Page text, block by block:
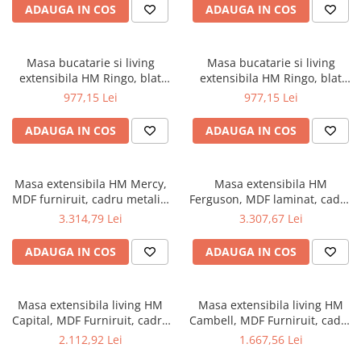
Scaune gradinita
Mobila camera copii
Scaune birou pentru copii
Saltele patuturi copii
Paturi copii
Seturi comode living si dormitor
ADAUGA IN COS ADAUGA IN COS
Masa bucatarie si living
extensibila HM Ringo, blat
MDF, 6 persoane, 102-
977,15 Lei
ADAUGA IN COS
Masa bucatarie si living
extensibila HM Ringo, blat
MDF, 6 persoane, 102-
977,15 Lei
ADAUGA IN COS
Masa extensibila HM Mercy,
MDF furniruit, cadru metalic,
120-160x120x76 cm, 8
3.314,79 Lei
ADAUGA IN COS
Masa extensibila HM
Ferguson, MDF laminat, cadru
metalic, 160-220x90cx75 cm,
3.307,67 Lei
ADAUGA IN COS
Masa extensibila living HM
Capital, MDF Furniruit, cadru
metalic, 160-200x90x76 cm, 8
2.112,92 Lei
Masa extensibila living HM
Cambell, MDF Furniruit, cadru
metalic, 140-180x80x74 cm, 8
1.667,56 Lei